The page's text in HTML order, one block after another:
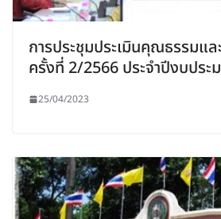
การประชุมประเมินคุณธรรมแล
ครั้งที่ 2/2566 ประจำปีงบปร
25/04/2023